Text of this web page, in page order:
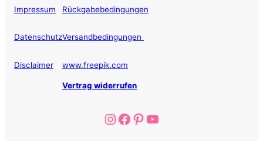
Impressum
Datenschutz
Disclaimer
Rückgabebedingungen
Versandbedingungen
www.freepik.com
Vertrag widerrufen
Instagram
Facebook
Pinterest
YouTube